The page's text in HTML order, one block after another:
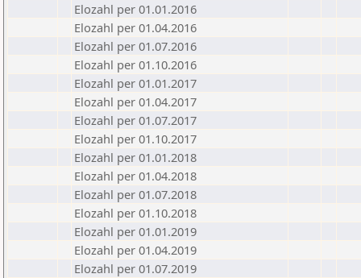
Elozahl per 01.01.2016
Elozahl per 01.04.2016
Elozahl per 01.07.2016
Elozahl per 01.10.2016
Elozahl per 01.01.2017
Elozahl per 01.04.2017
Elozahl per 01.07.2017
Elozahl per 01.10.2017
Elozahl per 01.01.2018
Elozahl per 01.04.2018
Elozahl per 01.07.2018
Elozahl per 01.10.2018
Elozahl per 01.01.2019
Elozahl per 01.04.2019
Elozahl per 01.07.2019